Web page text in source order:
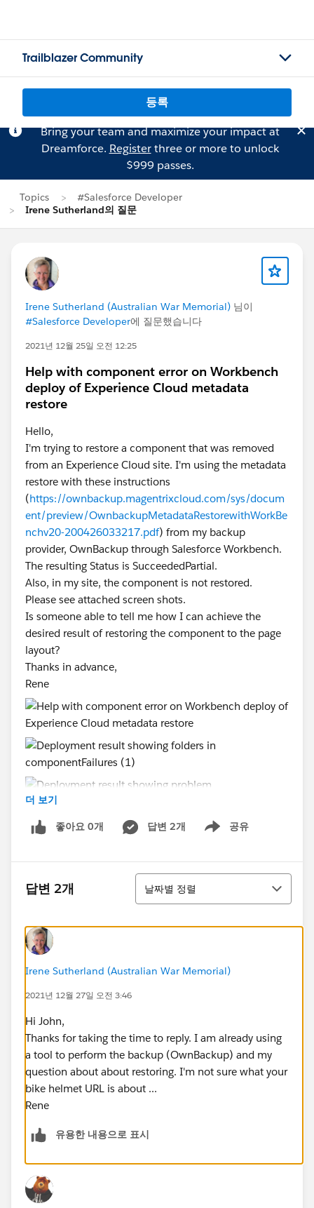
Trailblazer Community
등록
Bring your team and maximize your impact at
Dreamforce. Registerthree or more to unlock
$999 passes.
Topics
#Salesforce Developer
Irene Sutherland의 질문
Irene Sutherland (Australian War Memorial) 님이
#Salesforce Developer에 질문했습니다
2021년 12월 25일 오전 12:25
Help with component error on Workbench
deploy of Experience Cloud metadata
restore
Hello,
I'm trying to restore a component that was removed
from an Experience Cloud site. I'm using the metadata
restore with these instructions
(https://ownbackup.magentrixcloud.com/sys/docum
ent/preview/OwnbackupMetadataRestorewithWorkBe
nchv20-200426033217.pdf) from my backup
provider, OwnBackup through Salesforce Workbench.
The resulting Status is SucceededPartial.
Also, in my site, the component is not restored.
Please see attached screen shots.
Is someone able to tell me how I can achieve the
desired result of restoring the component to the page
layout?
Thanks in advance,
Rene
더 보기
좋아요 0개 답변 2개 공유
Show menu
답변 2개
정렬
날짜별 정렬
Irene Sutherland (Australian War Memorial)
2021년 12월 27일 오전 3:46
Hi John,
Thanks for taking the time to reply. I am already using
a tool to perform the backup (OwnBackup) and my
question about about restoring. I'm not sure what your
bike helmet URL is about ...
Rene
유용한 내용으로 표시